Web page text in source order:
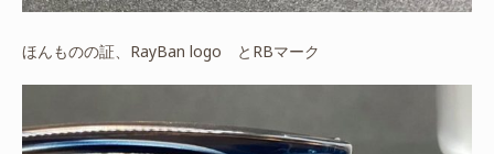
ほんものの証、RayBan logo とRBマーク